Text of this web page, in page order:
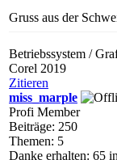
Gruss aus der
Betriebssystem /
Corel 2019
Zitieren
miss_marple
Profi Member
Beiträge: 250
Themen: 5
Danke erhalten: 65